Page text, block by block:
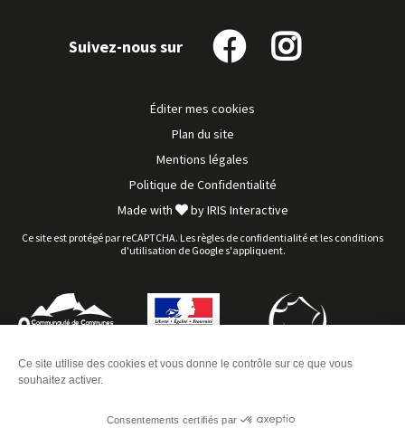
Suivez-nous sur
Suivez-
sur
Suivez-
Éditer mes cookies
Plan du site
Mentions légales
Politique de Confidentialité
Made with
byIRIS Interactive
Ce site est protégé par reCAPTCHA. Les règles de confidentialité et les conditions
d'utilisation de Google s'appliquent.
Ce site utilise des cookies et vous donne le contrôle sur ce que vous
souhaitez activer.
Consentements certifiés par